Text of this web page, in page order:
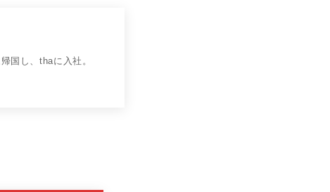
国し、thaに入社。